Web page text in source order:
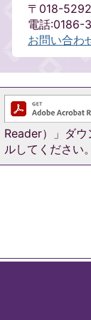
〒018-
電話:0186-
お問い合わ
Reader）」ダ
ルしてください。